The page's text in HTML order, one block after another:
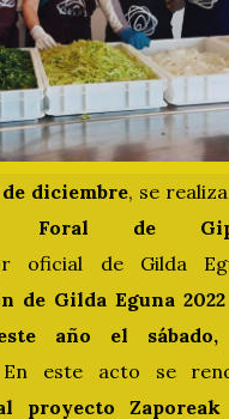
de diciembre, se
Foral de
oficial de Gilda
de Gilda Eguna
año el
este acto se
proyecto Zaporeak